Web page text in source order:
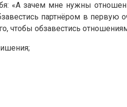
«А зачем мне нужны
партнёром в
чтобы обзавестись